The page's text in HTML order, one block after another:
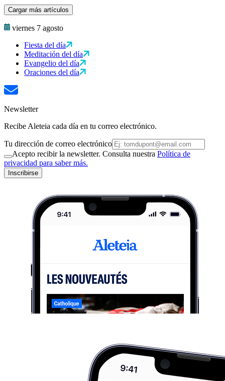
Cargar más artículos
viernes 7 agosto
Fiesta del día
Meditación del día
Evangelio del día
Oraciones del día
Newsletter
Recibe Aleteia cada día en tu correo electrónico.
Tu dirección de correo electrónico
Acepto recibir la newsletter. Consulta nuestra Política de
privacidad para saber más.
Inscribirse